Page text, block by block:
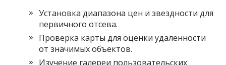
Установка диапазона цен и звездности для
первичного отсева.
Проверка карты для оценки удаленности
от значимых объектов.
Изучение галереи пользовательских